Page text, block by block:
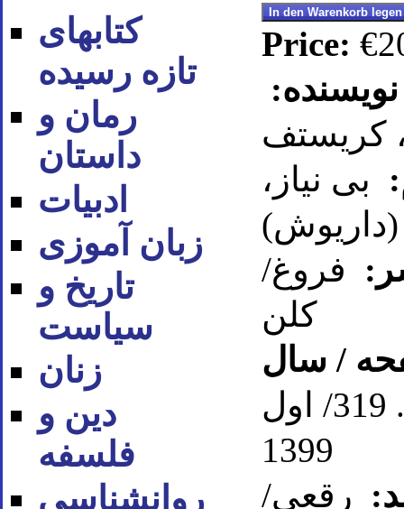
کتابهای
تازه رسیده
رمان و
داستان
ادبیات
زبان آموزی
تاریخ و
سیاست
زنان
دین و
فلسفه
روان‪شناسی
Price:
نویسنده:
کریستف
بی نیاز،
فروغ/
کلن
/ سال
ص. 319/ اول
1399
رقعی/